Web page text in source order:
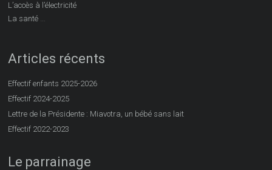
L’accès à l’électricité
La santé
Articles récents
Effectif enfants 2025-2026
Effectif 2024-2025
Lettre de la Présidente : Miavotra, un bébé sans lait
Effectif 2022-2023
Le parrainage